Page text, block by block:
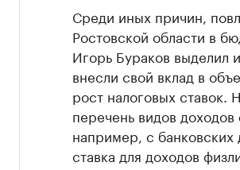
Среди иных причин,
Ростовской области в
Игорь Бураков выделил
внесли свой вклад в
рост налоговых
перечень видов
например, с банковских
ставка для доходов